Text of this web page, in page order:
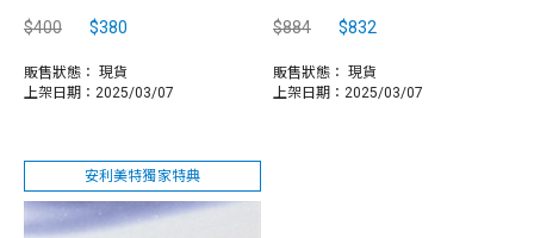
$400
$380
販售狀態： 現貨
上架日期：2025/03/07
$884 $832
販售狀態： 現貨
上架日期：2025/03/07
安利美特獨家特典